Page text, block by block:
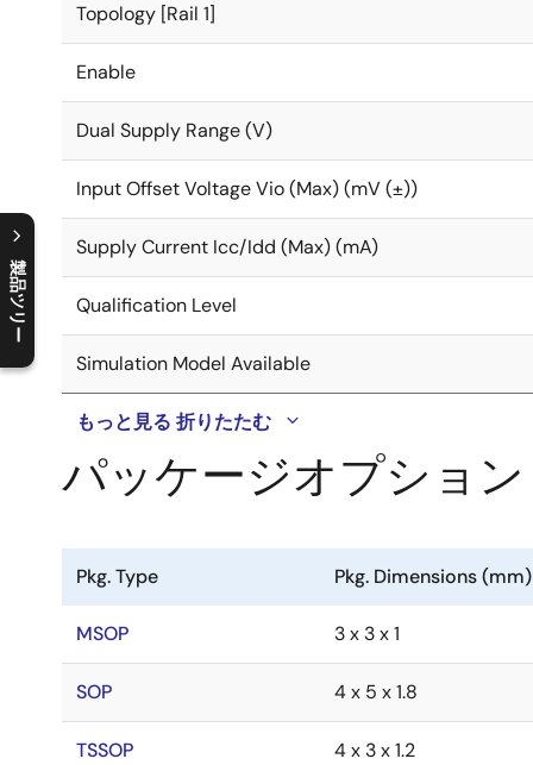
製品ツリー
C
l
o
s
e
p
r
o
d
u
c
t
t
r
e
e
m
e
n
O
p
e
n
p
r
o
d
u
c
t
t
r
e
e
m
e
n
Topology [Rail 1]
Enable
Dual Supply Range (V)
Input Offset Voltage Vio (Max) (mV (±))
Supply Current Icc/Idd (Max) (mA)
Qualification Level
Simulation Model Available
もっと見る 折りたたむ
パッケージオプション
Pkg. Type Pkg. Dimensions (mm)
MSOP 3 x 3 x 1
SOP 4 x 5 x 1.8
TSSOP 4 x 3 x 1.2